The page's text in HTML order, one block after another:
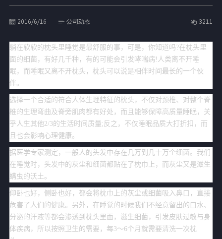
3211
2016/6/16 公司动态
躺在软软的枕头里睡觉是最舒服的事，可是，你知道吗?在枕头里
面的细菌，有好几千种，有的可能会引发哮喘病!人类离不开睡
眠，而睡眠又离不开枕头，枕头可以说是相伴时间最长的一个伙
伴。
选择一个合适的符合人体生理特征的枕头，不仅对颈椎、对整个脊
椎的生理弯曲及脊旁肌肉都有好处，而且能够保障高质量睡眠，关
乎人生其他2/3的生活时间质量;反之，不仅睡眠品质大打折扣，而
且也会影响心理健康。
据医学专家测定，一般人的头发中存在几万到几十万个细菌。我们
在睡觉时，头发中的灰尘和细菌都贴在了枕巾上，而灰尘又是滋生
螨虫的沃土。
仰卧也好，侧卧也好，都会将枕巾上的灰尘或细菌吸入鼻口，直接
危害了人们的健康。另外，在睡觉的时候我们不经意留出的口水、
分泌的汗液等都会渗透到枕头里面，滋生细菌，引发皮肤过敏与身
体疾病，所以按照卫生的需要，每3～6个月就需要清洗一次枕